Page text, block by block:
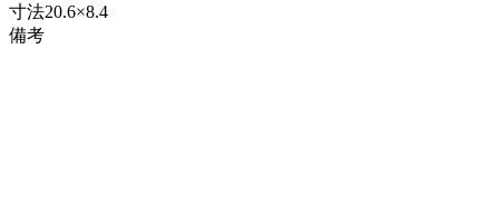
寸法20.6×8.4
備考